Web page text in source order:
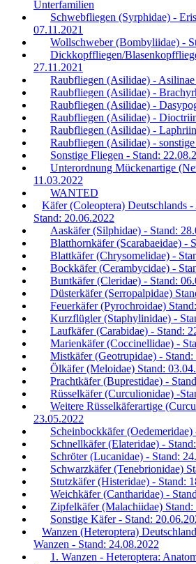
Unterfamilien
Schwebfliegen (Syrphidae) -
07.11.2021
Wollschweber (Bombyliidae) -
Dickkopffliegen/
27.11.2021
Raubfliegen (Asilidae) -
Raubfliegen (Asilidae) -
Raubfliegen (Asilidae) -
Raubfliegen (Asilidae) -
Raubfliegen (Asilidae) -
Raubfliegen (Asilidae) -
Sonstige Fliegen - Stand:
Unterordnung Mückenartige
11.03.2022
WANTED
Käfer (Coleoptera) Deutschlands
Stand: 20.06.2022
Aaskäfer (Silphidae) - Stand:
Blatthornkäfer (Scarabaeidae) -
Blattkäfer (Chrysomelidae) -
Bockkäfer (Cerambycidae) -
Buntkäfer (Cleridae) - Stand:
Düsterkäfer (Serropalpidae)
Feuerkäfer (Pyrochroidae)
Kurzflügler (Staphylinidae) -
Laufkäfer (Carabidae) - Stand:
Marienkäfer (Coccinellidae) -
Mistkäfer (Geotrupidae) -
Ölkäfer (Meloidae) Stand:
Prachtkäfer (Buprestidae) -
Rüsselkäfer (Curculionidae) -
Weitere Rüsselkäferartige
23.05.2022
Scheinbockkäfer
Schnellkäfer (Elateridae) -
Schröter (Lucanidae) - Stand:
Schwarzkäfer (Tenebrionidae)
Stutzkäfer (Histeridae) - Stand:
Weichkäfer (Cantharidae) -
Zipfelkäfer (Malachiidae) Stand:
Sonstige Käfer - Stand:
Wanzen (Heteroptera)
Wanzen - Stand: 24.08.2022
1. Wanzen - Heteroptera: